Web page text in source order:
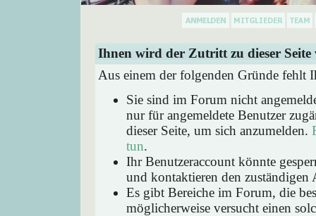
Ihnen wird der Zutritt zu dieser Seite
Aus einem der folgenden Gründe fehlt
Sie sind im Forum nicht
nur für angemeldete Benutzer
dieser Seite, um sich anzumelden.
tun.
Ihr Benutzeraccount könnte
und kontaktieren den zuständigen
Es gibt Bereiche im Forum, die
möglicherweise versucht einen